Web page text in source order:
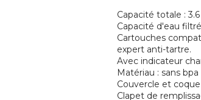
Capacité totale :
Capacité d'eau
Cartouches
expert anti-tartre.
Avec indicateur
Matériau : sans
Couvercle et
Clapet de